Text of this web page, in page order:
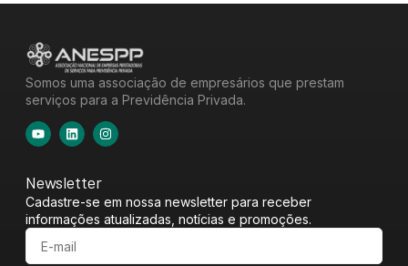
Somos uma associação de empresários que prestam
serviços para a Previdência Privada.
Newsletter
Cadastre-se em nossa newsletter para receber
informações atualizadas, notícias e promoções.